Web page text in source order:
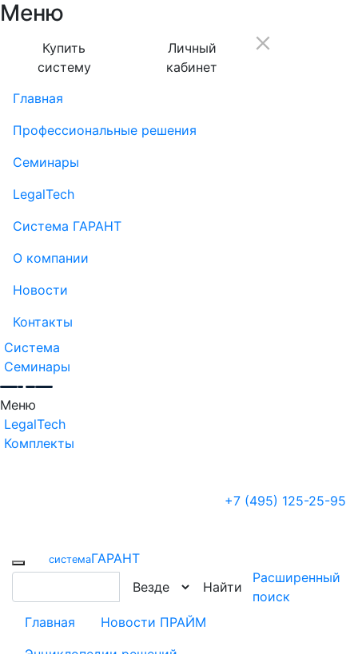
Меню
Купить
систему
Личный
кабинет
Главная
Профессиональные решения
Семинары
LegalTech
Система ГАРАНТ
О компании
Новости
Контакты
Система
Семинары
Меню
LegalTech
Комплекты
+7 (495) 125-25-95
cистемаГАРАНТ
Найти
Расширенный
поиск
Главная
Новости ПРАЙМ